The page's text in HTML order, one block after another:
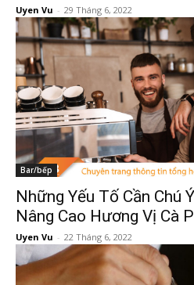
Uyen Vu - 29 Tháng 6, 2022
Bar/bếp
Những Yếu Tố Cần Chú
Nâng Cao Hương Vị Cà
Uyen Vu - 22 Tháng 6, 2022